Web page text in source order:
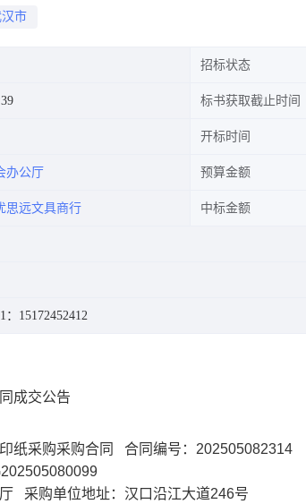
市
招标状态
标书获取截止时间
开标时间
办公厅 预算金额
思远文具商行 中标金额
：15172452412
成交公告
纸采购采购合同 合同编号：202505082314
采购单位地址：汉口沿江大道246号